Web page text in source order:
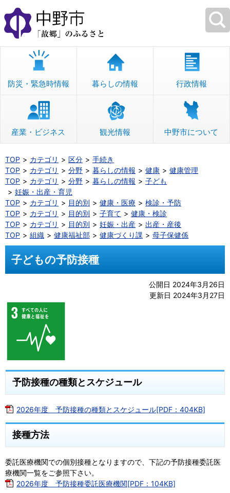
本
文
へ
移
防災・緊急時情報 暮らしの情報 行政情報
産業・ビジネス 観光情報 中野市について
TOP カテゴリ 区分
手続き
TOP
カテゴリ 分野 暮らしの情報 健康
健康管理
TOP
カテゴリ 分野 暮らしの情報
子ども
妊娠・出産・育児
TOP
カテゴリ 目的別 健康・医療
検診・予防
TOP
カテゴリ 目的別 子育て
健康・検診
TOP
カテゴリ 目的別 妊娠・出産
出産・産後
TOP
組織 健康福祉部 健康づくり課 母子保健係
子どもの予防接種
公開日 2024年3月26日
更新日 2024年3月27日
予防接種の種類とスケジュール
2026年度 予防接種の種類とスケジュール[PDF：404KB]
接種方法
委託医療機関での個別接種となりますので、下記の予防接種委託医
療機関一覧をご参照下さい。
2026年度 予防接種委託医療機関[PDF：104KB]